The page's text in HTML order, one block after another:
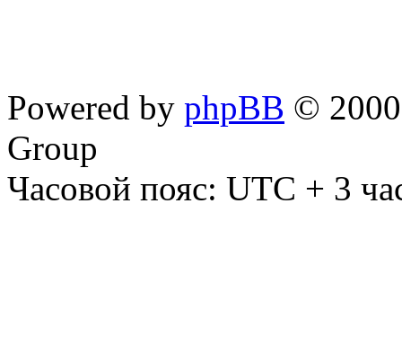
Powered by phpBB ©
Group
Часовой пояс: UTC + 3